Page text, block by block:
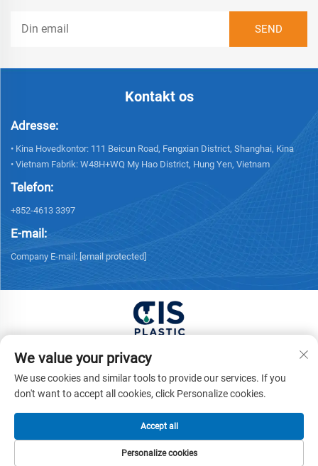
Kontakt os
Adresse:
• Kina Hovedkontor: 111 Beicun Road, Fengxian District, Shanghai, Kina
• Vietnam Fabrik: W48H+WQ My Hao District, Hung Yen, Vietnam
Telefon:
+852-4613 3397
E-mail:
Company E-mail: [email protected]
Copyright © 2026 China XUONG HOANG TRADING
COMPANY LIMITED Alle rettigheder forbeholdes. -
Privatlivspolitik
We value your privacy
We use cookies and similar tools to provide our services. If you
don't want to accept all cookies, click Personalize cookies.
Personalize cookies
Accept all